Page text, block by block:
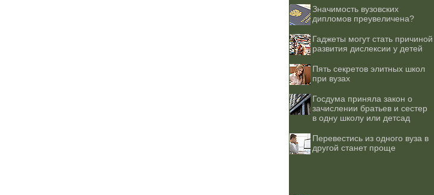
Значимость вузовских
дипломов преувеличена?
Гаджеты могут стать причиной
развития дислексии у детей
Пять секретов элитных школ
при вузах
Госдума приняла закон о
зачислении братьев и сестер
в одну школу или детсад
Перевестись из одного вуза в
другой станет проще